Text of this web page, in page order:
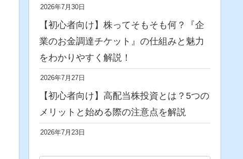
2026年7月30日
【初心者向け】株ってそもそも何？『企
業のお金調達チケット』の仕組みと魅力
をわかりやすく解説！
2026年7月27日
【初心者向け】高配当株投資とは？5つの
メリットと始める際の注意点を解説
2026年7月23日